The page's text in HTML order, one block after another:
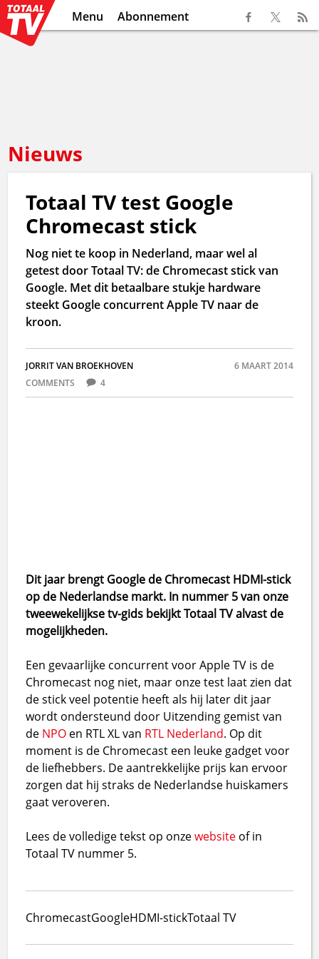
Menu Abonnement
Nieuws
Totaal TV test Google
Chromecast stick
Nog niet te koop in Nederland, maar wel al
getest door Totaal TV: de Chromecast stick van
Google. Met dit betaalbare stukje hardware
steekt Google concurrent Apple TV naar de
kroon.
JORRIT VAN BROEKHOVEN
6 MAART 2014
COMMENTS
4
Dit jaar brengt Google de Chromecast HDMI-stick
op de Nederlandse markt. In nummer 5 van onze
tweewekelijkse tv-gids bekijkt Totaal TV alvast de
mogelijkheden.
Een gevaarlijke concurrent voor Apple TV is de
Chromecast nog niet, maar onze test laat zien dat
de stick veel potentie heeft als hij later dit jaar
wordt ondersteund door Uitzending gemist van
de NPO en RTL XL van RTL Nederland. Op dit
moment is de Chromecast een leuke gadget voor
de liefhebbers. De aantrekkelijke prijs kan ervoor
zorgen dat hij straks de Nederlandse huiskamers
gaat veroveren.
Lees de volledige tekst op onzewebsite of in
Totaal TV nummer 5.
ChromecastGoogleHDMI-stickTotaal TV